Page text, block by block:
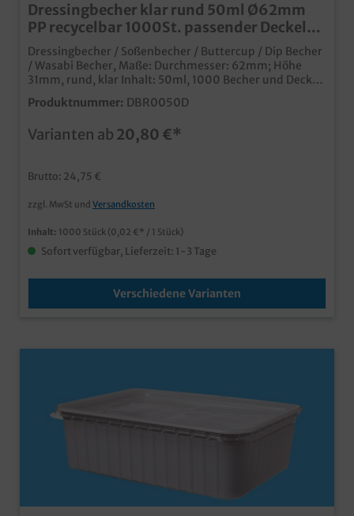
Dressingbecher klar rund 50ml Ø62mm
PP recycelbar 1000St. passender Deckel
wählbar
Dressingbecher / Soßenbecher / Buttercup / Dip Becher
/ Wasabi Becher, Maße: Durchmesser: 62mm; Höhe
31mm, rund, klar Inhalt: 50ml, 1000 Becher und Deckel
separat bestellbar Klarer Verpackungsbecher in runder
Ausführung Ideal für Dressings, Dips oder Saucen
Kunststoff (recycelbar)
Produktnummer: DBR0050D
Varianten ab 20,80 €*
Brutto: 24,75 €
zzgl. MwSt und Versandkosten
Inhalt: 1000 Stück (0,02 €* / 1 Stück)
Sofort verfügbar, Lieferzeit: 1-3 Tage
Verschiedene Varianten